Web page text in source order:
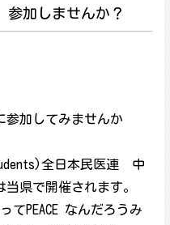
加しませんか？
参加してみませんか
全日本民医連 中
県で開催されます。
てPEACE なんだろうみ